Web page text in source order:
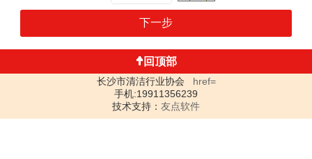
回顶部
长沙市清洁行业协会 href=
手机:19911356239
技术支持： 友点软件